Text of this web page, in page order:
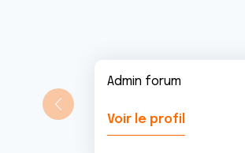
Admin forum
Voir le profil